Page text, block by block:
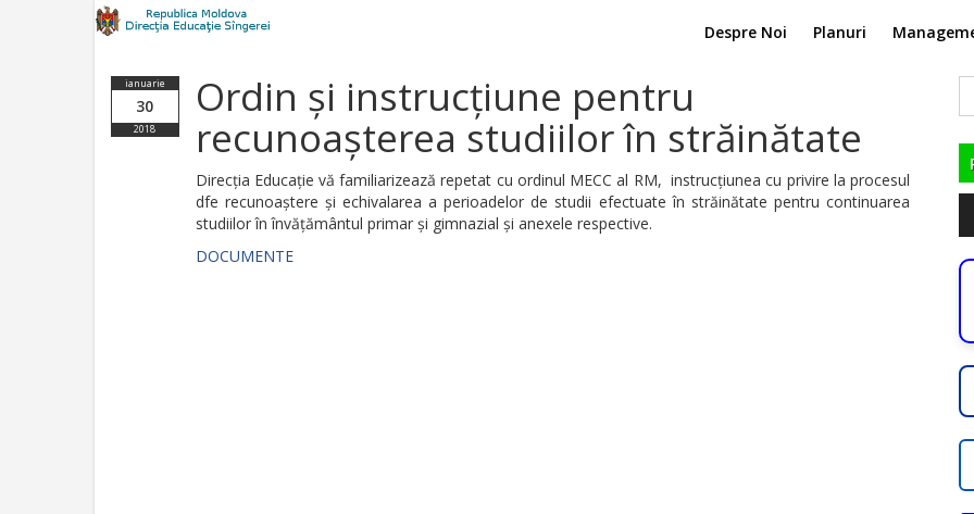
Despre Noi Planuri
ianuarie
30
2018
Ordin și instrucțiune pentru
recunoașterea studiilor în străinătate
Direcția Educație vă familiarizează repetat cu ordinul MECC al RM, instrucțiunea cu privire la procesul
dfe recunoaștere și echivalarea a perioadelor de studii efectuate în străinătate pentru continuarea
studiilor în învățământul primar și gimnazial și anexele respective.
DOCUMENTE